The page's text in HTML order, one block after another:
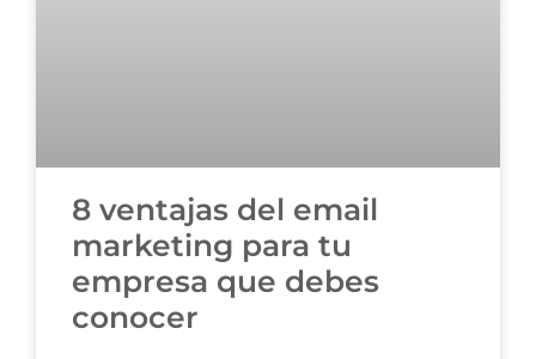
8 ventajas del email
marketing para tu
empresa que debes
conocer